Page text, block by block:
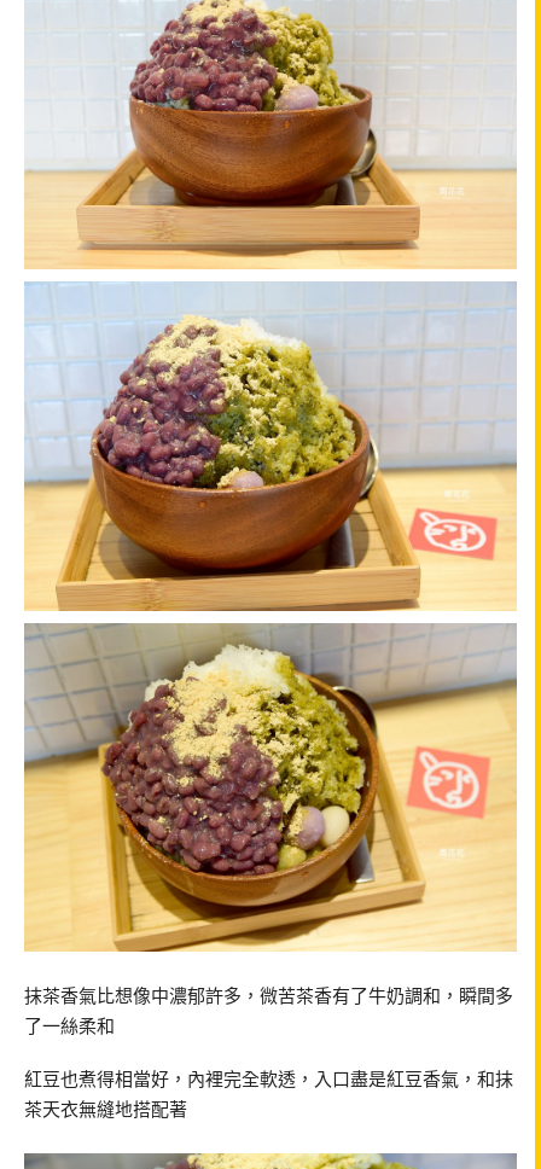
抹茶香氣比想像中濃郁許多，微苦茶香有了牛奶調和，瞬間多
了一絲柔和
紅豆也煮得相當好，內裡完全軟透，入口盡是紅豆香氣，和抹
茶天衣無縫地搭配著